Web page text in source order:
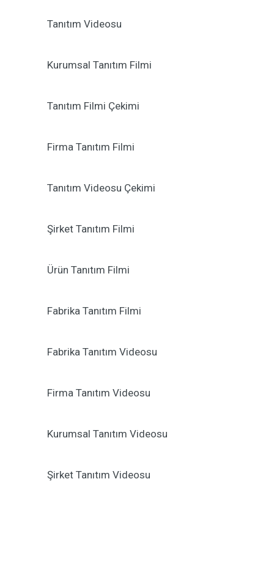
Tanıtım Videosu
Kurumsal Tanıtım Filmi
Tanıtım Filmi Çekimi
Firma Tanıtım Filmi
Tanıtım Videosu Çekimi
Şirket Tanıtım Filmi
Ürün Tanıtım Filmi
Fabrika Tanıtım Filmi
Fabrika Tanıtım Videosu
Firma Tanıtım Videosu
Kurumsal Tanıtım Videosu
Şirket Tanıtım Videosu